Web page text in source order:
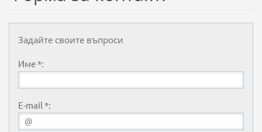
Задайте своите въпроси
Име *:
E-mail *: